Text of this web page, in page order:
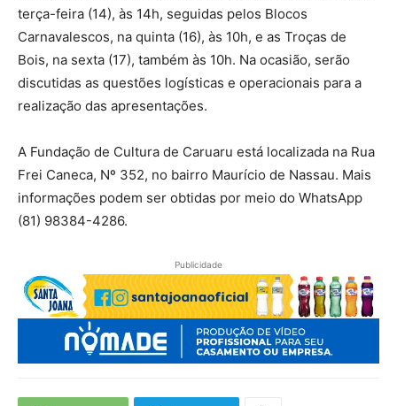
terça-feira (14), às 14h, seguidas pelos Blocos
Carnavalescos, na quinta (16), às 10h, e as Troças de
Bois, na sexta (17), também às 10h. Na ocasião, serão
discutidas as questões logísticas e operacionais para a
realização das apresentações.
A Fundação de Cultura de Caruaru está localizada na Rua
Frei Caneca, Nº 352, no bairro Maurício de Nassau. Mais
informações podem ser obtidas por meio do WhatsApp
(81) 98384-4286.
Publicidade